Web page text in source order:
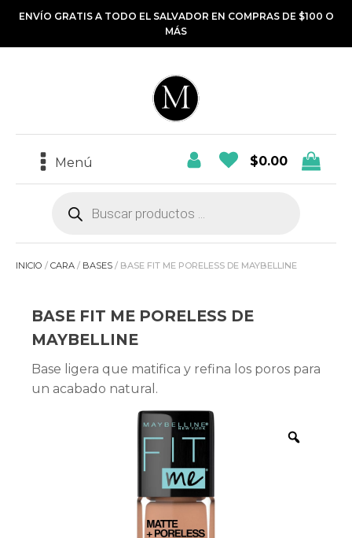
ENVÍO GRATIS A TODO EL SALVADOR EN COMPRAS DE $100 O
MÁS
Menú $0.00
Búsqueda
INICIO / CARA / BASES / BASE FIT ME PORELESS DE MAYBELLINE
BASE FIT ME PORELESS DE
MAYBELLINE
Base ligera que matifica y refina los poros para
un acabado natural.